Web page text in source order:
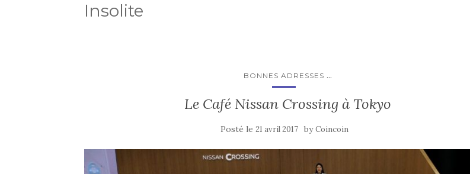
Insolite
BONNES ADRESSES ...
Le Café Nissan Crossing à Tokyo
Posté le21 avril 2017 byCoincoin